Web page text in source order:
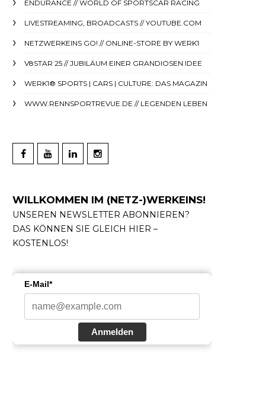
ENDURANCE // WORLD OF SPORTSCAR RACING
LIVESTREAMING, BROADCASTS // YOUTUBE.COM
NETZWERKEINS GO! // ONLINE-STORE BY WERK1
V8STAR 25 // JUBILÄUM EINER GRANDIOSEN IDEE
WERK1® SPORTS | CARS | CULTURE: DAS MAGAZIN
WWW.RENNSPORTREVUE.DE // LEGENDEN LEBEN
WILLKOMMEN IM (NETZ-)WERKEINS!
UNSEREN NEWSLETTER ABONNIEREN?
DAS KÖNNEN SIE GLEICH HIER –
KOSTENLOS!
E-Mail*
Anmelden